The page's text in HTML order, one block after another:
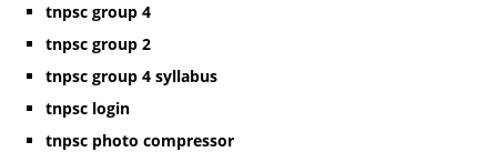
tnpsc group 4
tnpsc group 2
tnpsc group 4 syllabus
tnpsc login
tnpsc photo compressor